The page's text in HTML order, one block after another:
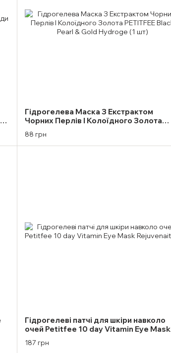
Гідрогелева Маска З Екстрактом
Чорних Перлів І Колоїдного Золота
PETITFEE Black Pearl & Gold Hydroge (1
шт)
88 грн
Гідрогелеві патчі для шкіри навколо
очей Petitfee 10 day Vitamin Eye Mask
Rejuvenaitng
187 грн